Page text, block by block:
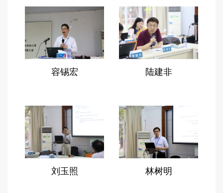
韩嘉玲：北京市社会科学院研究员
黄 旸：巴黎经济学院博士生
侯海波：中国社科院博士生
金嘉捷：上海证券报记者
林如鹏：暨南大学党委书记
刘玉照：上海大学社会学院教授、副院长
刘晶晶：国家卫计委流动人口司公共服务处
陆建非：上海师范大学原党委书记，教授
彭 波：四川省绵竹市教育局局长
朴之水（Albert Park）：香港科技大学社会科学
部讲席教授
容锡宏 陆建非
刘玉照 林树明